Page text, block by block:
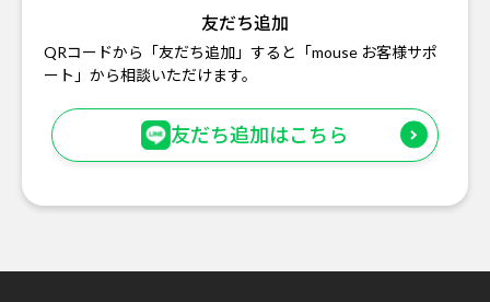
友だち追加
QRコードから「友だち追加」すると「mouse お客様サポ
ート」から相談いただけます。
友だち追加はこちら